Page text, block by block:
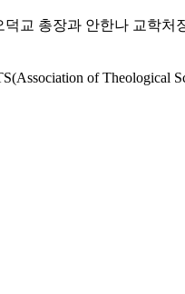
교 총장과 안한나 교학처
of Theological